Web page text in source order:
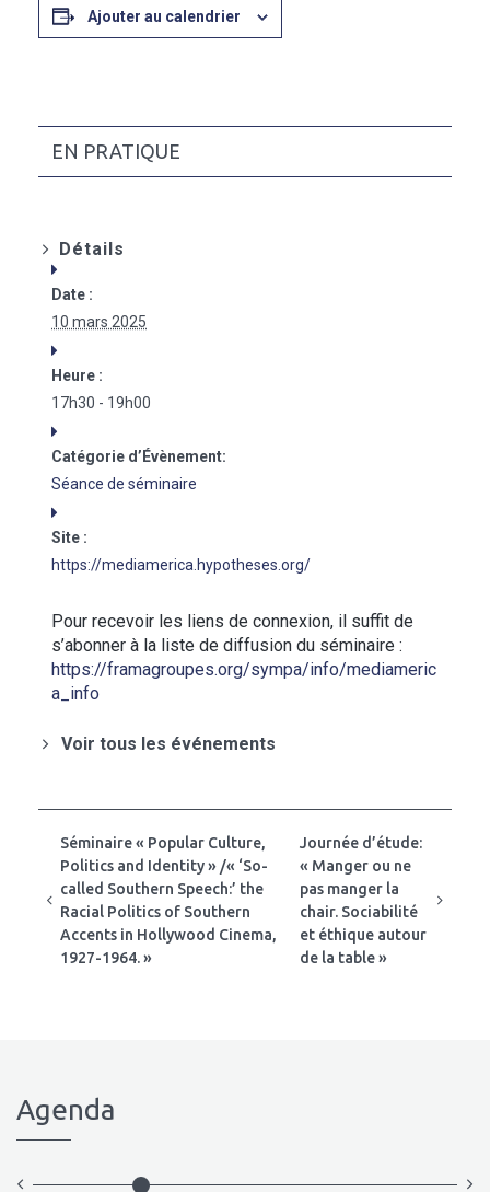
Ajouter au calendrier
EN PRATIQUE
Détails
Date :
10 mars 2025
Heure :
17h30 - 19h00
Catégorie d’Évènement:
Séance de séminaire
Site :
https://mediamerica.hypotheses.org/
Pour recevoir les liens de connexion, il suffit de
s’abonner à la liste de diffusion du séminaire :
https://framagroupes.org/sympa/info/mediameric
a_info
Voir tous les événements
Séminaire « Popular Culture,
Politics and Identity » /« ‘So-
called Southern Speech:’ the
Racial Politics of Southern
Accents in Hollywood Cinema,
1927-1964. »
Journée d’étude:
« Manger ou ne
pas manger la
chair. Sociabilité
et éthique autour
de la table »
Agenda